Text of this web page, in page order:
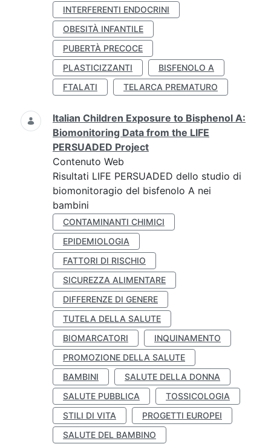
INTERFERENTI ENDOCRINI
OBESITÀ INFANTILE
PUBERTÀ PRECOCE
PLASTICIZZANTI
BISFENOLO A
FTALATI
TELARCA PREMATURO
Italian Children Exposure to Bisphenol A:
Biomonitoring Data from the LIFE
PERSUADED Project
Contenuto Web
Risultati LIFE PERSUADED dello studio di
biomonitoragio del bisfenolo A nei
bambini
CONTAMINANTI CHIMICI
EPIDEMIOLOGIA
FATTORI DI RISCHIO
SICUREZZA ALIMENTARE
DIFFERENZE DI GENERE
TUTELA DELLA SALUTE
BIOMARCATORI
INQUINAMENTO
PROMOZIONE DELLA SALUTE
BAMBINI
SALUTE DELLA DONNA
SALUTE PUBBLICA
TOSSICOLOGIA
STILI DI VITA
PROGETTI EUROPEI
SALUTE DEL BAMBINO